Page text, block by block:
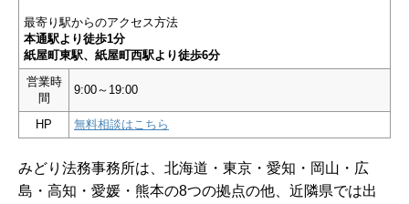
最寄り駅からのアクセス方法
本通駅より徒歩1分
紙屋町東駅、紙屋町西駅より徒歩6分
営業時
間
9:00～19:00
HP 無料相談はこちら
みどり法務事務所は、北海道・東京・愛知・岡山・広
島・高知・愛媛・熊本の8つの拠点の他、近隣県では出